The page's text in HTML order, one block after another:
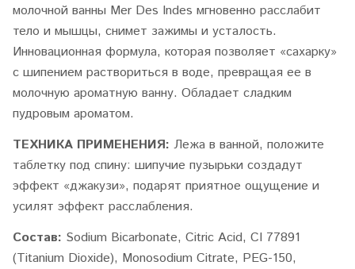
молочной ванны Mer Des Indes мгновенно расслабит
тело и мышцы, снимет зажимы и усталость.
Инновационная формула, которая позволяет «сахарку»
с шипением раствориться в воде, превращая ее в
молочную ароматную ванну. Обладает сладким
пудровым ароматом.
ТЕХНИКА ПРИМЕНЕНИЯ: Лежа в ванной, положите
таблетку под спину: шипучие пузырьки создадут
эффект «джакузи», подарят приятное ощущение и
усилят эффект расслабления.
Состав: Sodium Bicarbonate, Citric Acid, CI 77891
(Titanium Dioxide), Monosodium Citrate, PEG-150,